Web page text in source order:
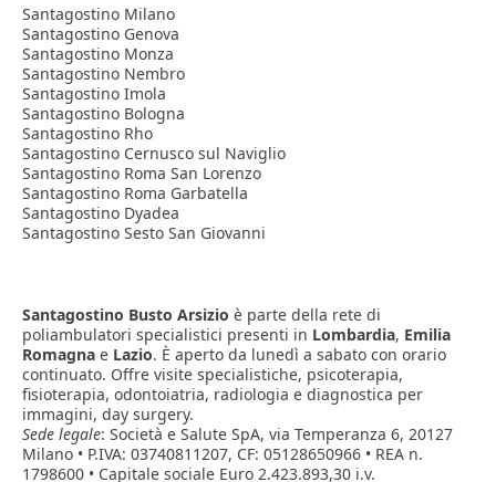
Santagostino Milano
Santagostino Genova
Santagostino Monza
Santagostino Nembro
Santagostino Imola
Santagostino Bologna
Santagostino Rho
Santagostino Cernusco sul Naviglio
Santagostino Roma San Lorenzo
Santagostino Roma Garbatella
Santagostino Dyadea
Santagostino Sesto San Giovanni
Santagostino Busto Arsizio è parte della rete di
poliambulatori specialistici presenti in Lombardia, Emilia
Romagna e Lazio. È aperto da lunedì a sabato con orario
continuato. Offre visite specialistiche, psicoterapia,
fisioterapia, odontoiatria, radiologia e diagnostica per
immagini, day surgery.
Sede legale: Società e Salute SpA, via Temperanza 6, 20127
Milano • P.IVA: 03740811207, CF: 05128650966 • REA n.
1798600 • Capitale sociale Euro 2.423.893,30 i.v.